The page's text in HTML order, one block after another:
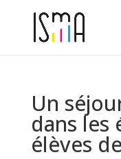
Un
dans les
élèves